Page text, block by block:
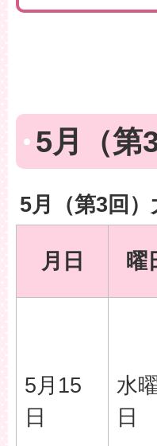
5月（第
5月（第3回
月日 曜
5月15
日
水
日